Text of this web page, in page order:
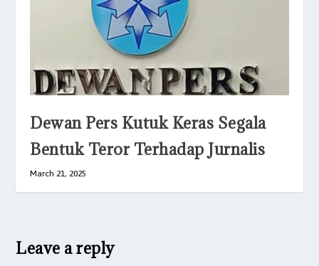
Dewan Pers Kutuk Keras Segala
Bentuk Teror Terhadap Jurnalis
March 21, 2025
Leave a reply